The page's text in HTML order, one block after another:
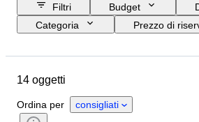
Filtri Budget
Categoria
Prezzo di
Condizioni
Motivo
Accessori inclusi
14 oggetti
Ordina per consigliati